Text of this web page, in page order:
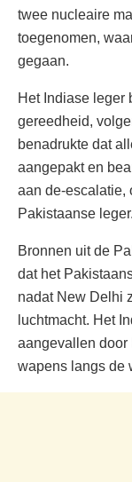
twee nucleaire
toegenomen,
gegaan.
Het Indiase leger
gereedheid,
benadrukte dat
aangepakt en
aan de-escalatie,
Pakistaanse leger.
Bronnen uit de
dat het
nadat New Delhi
luchtmacht. Het
aangevallen door
wapens langs de